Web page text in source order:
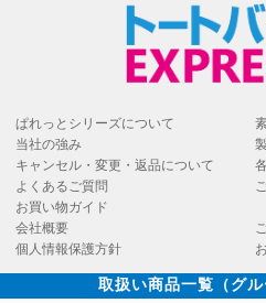
ぱれっとシリーズについて
当社の強み
キャンセル・変更・返品について
よくあるご質問
お買い物ガイド
会社概要
個人情報保護方針
取扱い商品一覧（グル